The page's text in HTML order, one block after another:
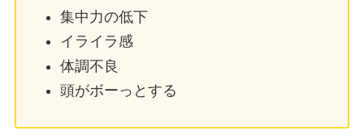
集中力の低下
イライラ感
体調不良
頭がボーっとする